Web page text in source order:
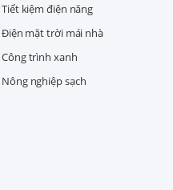
Tiết kiệm điện năng
Điện mặt trời mái nhà
Công trình xanh
Nông nghiệp sạch